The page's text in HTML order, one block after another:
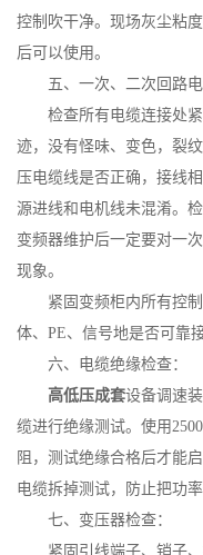
控制吹干净。现场灰尘粘
后可以使用。
五、一次、二次回路电
检查所有电缆连接处紧
迹，没有怪味、变色，裂
压电缆线是否正确，接线
源进线和电机线未混淆。
变频器维护后一定要对一
现象。
紧固变频柜内所有控制
体、PE、信号地是否可靠接
六、电缆绝缘检查：
高低压成套设备调速
缆进行绝缘测试。使用
阻，测试绝缘合格后才能
电缆拆掉测试，防止把功率
七、变压器检查：
紧固引线端子、销子、